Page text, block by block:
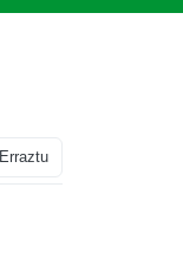
Erraztu